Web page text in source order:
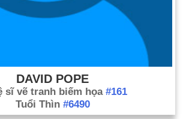
DAVID POPE
sĩ vẽ tranh biếm họa #161
Tuổi Thìn #6490